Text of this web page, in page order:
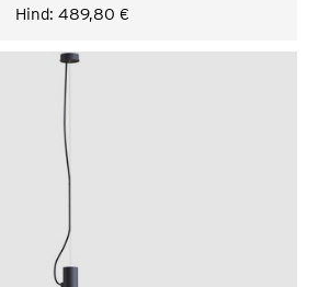
Hind: 489,80 €